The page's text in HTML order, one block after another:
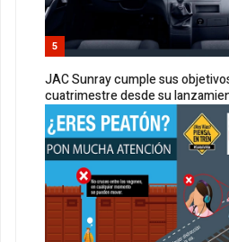
5
JAC Sunray cumple sus
cuatrimestre desde su